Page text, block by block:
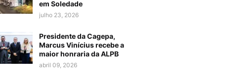
em Soledade
julho 23, 2026
Presidente da Cagepa,
Marcus Vinícius recebe a
maior honraria da ALPB
abril 09, 2026